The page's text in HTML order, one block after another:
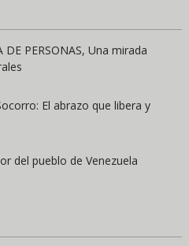
DE PERSONAS, Una mirada
El abrazo que libera y
del pueblo de Venezuela